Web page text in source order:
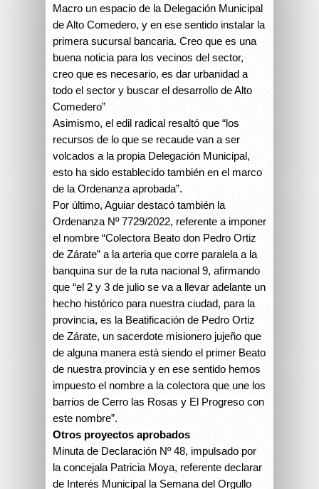
Macro un espacio de la Delegación Municipal
de Alto Comedero, y en ese sentido instalar la
primera sucursal bancaria. Creo que es una
buena noticia para los vecinos del sector,
creo que es necesario, es dar urbanidad a
todo el sector y buscar el desarrollo de Alto
Comedero”
Asimismo, el edil radical resaltó que “los
recursos de lo que se recaude van a ser
volcados a la propia Delegación Municipal,
esto ha sido establecido también en el marco
de la Ordenanza aprobada”.
Por último, Aguiar destacó también la
Ordenanza Nº 7729/2022, referente a imponer
el nombre “Colectora Beato don Pedro Ortiz
de Zárate” a la arteria que corre paralela a la
banquina sur de la ruta nacional 9, afirmando
que “el 2 y 3 de julio se va a llevar adelante un
hecho histórico para nuestra ciudad, para la
provincia, es la Beatificación de Pedro Ortiz
de Zárate, un sacerdote misionero jujeño que
de alguna manera está siendo el primer Beato
de nuestra provincia y en ese sentido hemos
impuesto el nombre a la colectora que une los
barrios de Cerro las Rosas y El Progreso con
este nombre”.
Otros proyectos aprobados
Minuta de Declaración Nº 48, impulsado por
la concejala Patricia Moya, referente declarar
de Interés Municipal la Semana del Orgullo